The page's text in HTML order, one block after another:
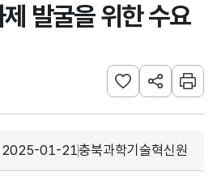
발굴을 위한 수요
관심사 등록하기
URL 공유하
인쇄
등록일
2025-01-21
수집기관
충북과학기술혁신원